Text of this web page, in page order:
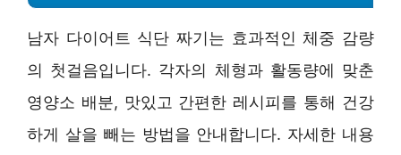
남자 다이어트 식단 짜기는 효과적인 체중 감량
의 첫걸음입니다. 각자의 체형과 활동량에 맞춘
영양소 배분, 맛있고 간편한 레시피를 통해 건강
하게 살을 빼는 방법을 안내합니다. 자세한 내용